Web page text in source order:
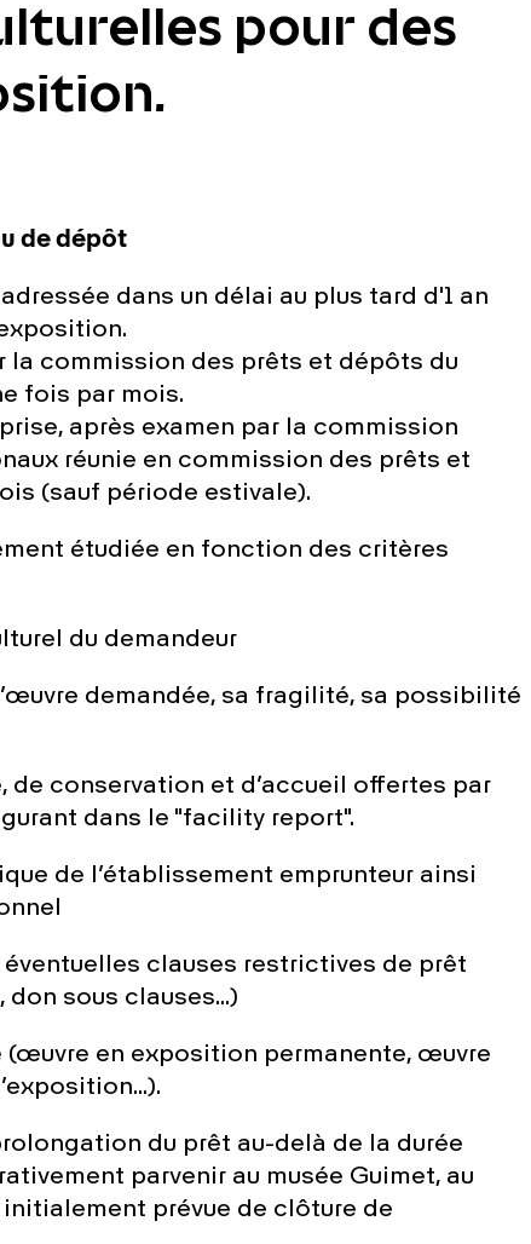
pour des
de dépôt
dans un délai au plus tard d'1 an
la commission des prêts et dépôts du
fois par mois.
après examen par la commission
réunie en commission des prêts et
(sauf période estivale).
étudiée en fonction des critères
du demandeur
demandée, sa fragilité, sa possibilité
de conservation et d’accueil offertes par
dans le "facility report".
de l’établissement emprunteur ainsi
clauses restrictives de prêt
don sous clauses…)
(œuvre en exposition permanente, œuvre
du prêt au-delà de la durée
parvenir au musée Guimet, au
prévue de clôture de